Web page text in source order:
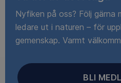
Nyfiken på oss? Följ gärna
ledare ut i naturen – för
gemenskap. Varmt
BLI